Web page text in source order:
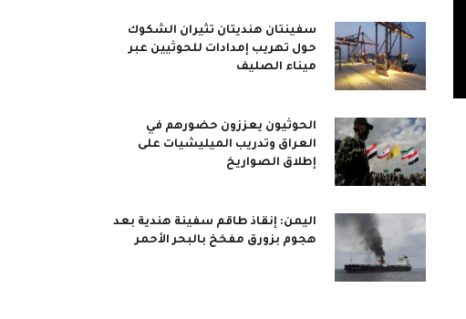
سفينتان هنديتان تثيران الشكوك
حول تهريب إمدادات للحوثيين عبر
ميناء الصليف
الحوثيون يعززون حضورهم في
العراق وتدريب الميليشيات على
إطلاق الصواريخ
اليمن: إنقاذ طاقم سفينة هندية بعد
هجوم بزورق مفخخ بالبحر الأحمر